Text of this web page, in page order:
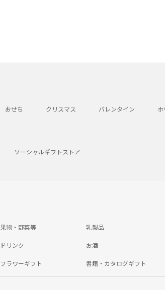
おせち クリスマス バレンタイン
ソーシャルギフトストア
果物・野菜等 乳製品
ドリンク お酒
フラワーギフト 書籍・カタログギフト